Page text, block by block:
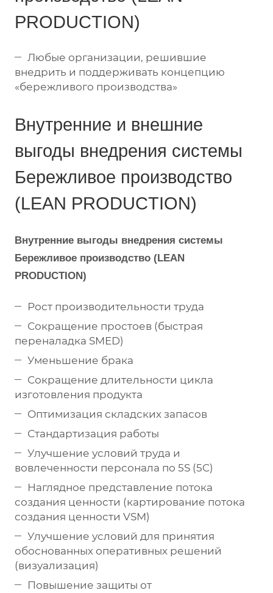
PRODUCTION)
Любые организации, решившие
внедрить и поддерживать концепцию
«бережливого производства»
Внутренние и внешние
выгоды внедрения системы
Бережливое производство
(LEAN PRODUCTION)
Внутренние выгоды внедрения системы
Бережливое производство (LEAN
PRODUCTION)
Рост производительности труда
Сокращение простоев (быстрая
переналадка SMED)
Уменьшение брака
Сокращение длительности цикла
изготовления продукта
Оптимизация складских запасов
Стандартизация работы
Улучшение условий труда и
вовлеченности персонала по 5S (5C)
Наглядное представление потока
создания ценности (картирование потока
создания ценности VSM)
Улучшение условий для принятия
обоснованных оперативных решений
(визуализация)
Повышение защиты от